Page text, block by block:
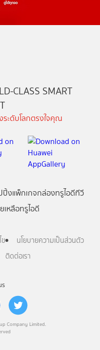
Company Limited.
CLASS SMART
ะดับโลกตรงใจคุณ
ปิ้งแพ็กเกจกล่องทรูไอดีทีวี
เหลือทรูไอดี
นโยบายความเป็นส่วนตัว
ติดต่อเรา